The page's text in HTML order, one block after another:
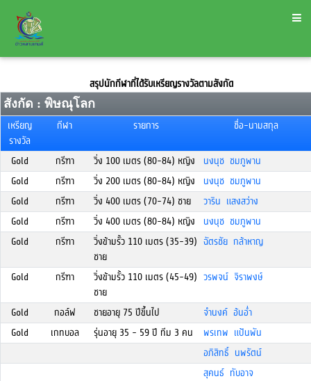
สรุปนักกีฬาที่ได้รับเหรียญรางวัลตามสังกัด
สังกัด : พิษณุโลก
เหรียญ
รางวัล
กีฬา รายการ ชื่อ-นามสกุล
Gold กรีฑา วิ่ง 100 เมตร (80-84) หญิง
นงนุช ชมภูพาน
Gold
กรีฑา วิ่ง 200 เมตร (80-84) หญิง
นงนุช ชมภูพาน
Gold
กรีฑา วิ่ง 400 เมตร (70-74) ชาย
วาริน แสงสว่าง
Gold
กรีฑา วิ่ง 400 เมตร (80-84) หญิง
นงนุช ชมภูพาน
Gold
กรีฑา
วิ่งข้ามรั้ว 110 เมตร (35-39)
ชาย
ฉัตรชัย กล้าหาญ
Gold กรีฑา
วิ่งข้ามรั้ว 110 เมตร (45-49)
ชาย
วรพจน์ จิราพงษ์
Gold กอล์ฟ ชายอายุ 75 ปีขึ้นไป
จำนงค์ อ้นอ่ำ
Gold
เกทบอล รุ่นอายุ 35 - 59 ปี ทีม 3 คน
พรเทพ แป้นพัน
อภิสิทธิ์ นพรัตน์
สุคนธ์ ทับอาจ